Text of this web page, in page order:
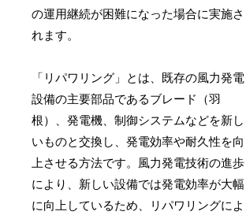
の運用継続が困難になった場合に実施さ
れます。
「リパワリング」とは、既存の風力発電
設備の主要部品であるブレード（羽
根）、発電機、制御システムなどを新し
いものと交換し、発電効率や耐久性を向
上させる方法です。風力発電技術の進歩
により、新しい設備では発電効率が大幅
に向上しているため、リパワリングによ